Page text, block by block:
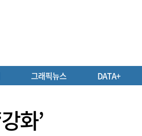
그래픽뉴스 DATA+
화’